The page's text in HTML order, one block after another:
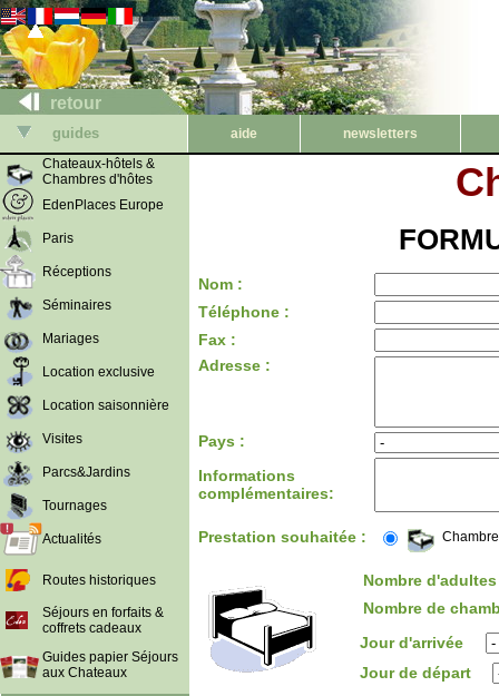
retour
guides aide
newsletters
Chateaux-hôtels &
Chambres d'hôtes
EdenPlaces Europe
Paris
Réceptions
Séminaires
Mariages
Location exclusive
Location saisonnière
Visites
Parcs&Jardins
Tournages
Actualités
Routes historiques
Séjours en forfaits &
coffrets cadeaux
Guides papier Séjours
aux Chateaux
Nom :
Téléphone :
Fax :
Adresse :
Pays :
Informations
complémentaires:
Prestation souhaitée :
Nombre
Nombre de
Jour d'arrivée
Jour de départ